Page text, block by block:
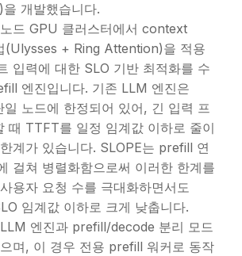
개발했습니다.
드 GPU 클러스터에서 context
(Ulysses + Ring Attention)을 적용
입력에 대한 SLO 기반 최적화를 수
엔진입니다. 기존 LLM 엔진은
노드에 한정되어 있어, 긴 입력 프
때 TTFT를 일정 임계값 이하로 줄이
계가 있습니다. SLOPE는 prefill 연
걸쳐 병렬화함으로써 이러한 한계를
용자 요청 수를 극대화하면서도
임계값 이하로 크게 낮춥니다.
엔진과 prefill/decode 분리 모드
며, 이 경우 전용 prefill 워커로 동작